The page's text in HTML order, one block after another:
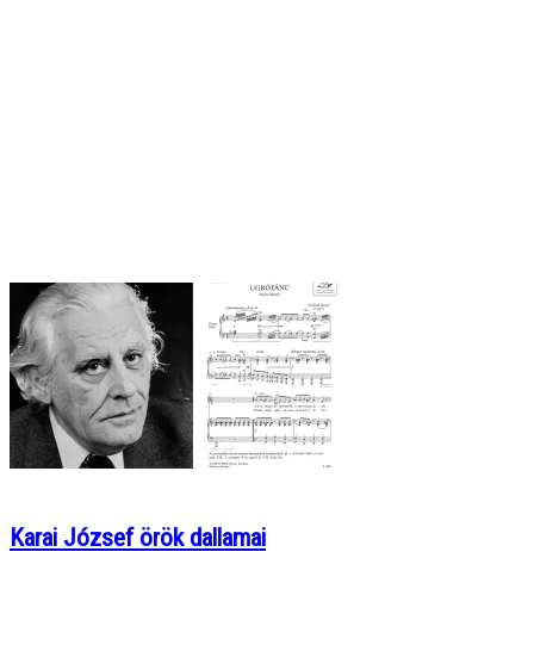
Karai József örök dallamai